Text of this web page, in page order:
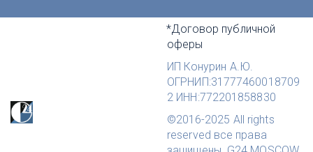
*Договор публичной
оферы
ИП Конурин А.Ю.
ОГРНИП:31777460018709
2 ИНН:772201858830
©2016-2025 All rights
reserved все права